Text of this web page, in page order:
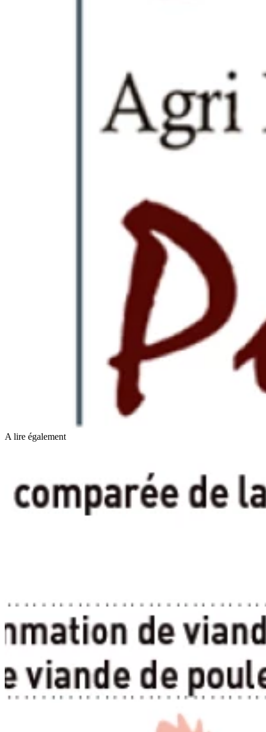
A lire également